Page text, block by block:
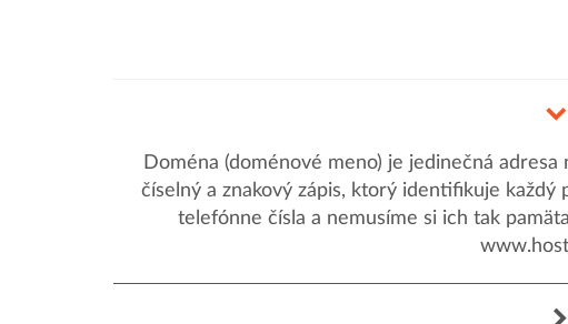
Doména (doménové meno) je jedinečná
číselný a znakový zápis, ktorý identifikuje
telefónne čísla a nemusíme si ich tak